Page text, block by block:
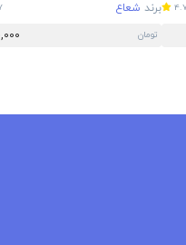
برند شعاع
تومان